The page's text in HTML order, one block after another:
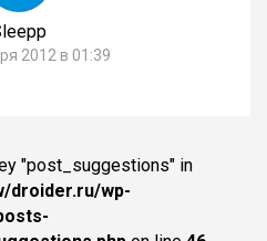
2012 в 01:39
"post_suggestions" in
droider.ru/wp-